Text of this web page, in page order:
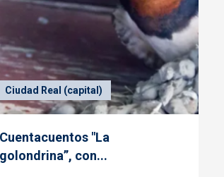
Ciudad Real (capital)
Cuentacuentos "La
golondrina”, con...